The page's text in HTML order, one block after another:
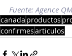
Fuente: Agence
canada productos
confirmesarticulos